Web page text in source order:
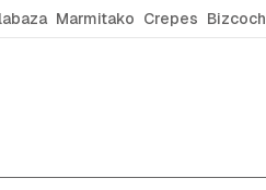
Marmitako Crepes